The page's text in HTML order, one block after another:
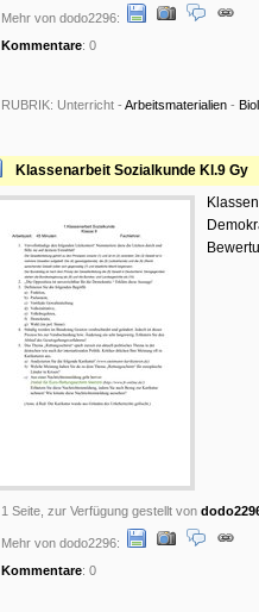
Mehr von dodo2296:
Kommentare: 0
RUBRIK: Unterricht - Arbeitsmaterialien -
Klassenarbeit Sozialkunde Kl.9 Gy
1 Seite, zur Verfügung gestellt von
Mehr von dodo2296:
Kommentare: 0